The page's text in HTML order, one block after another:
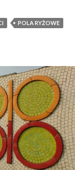
POLA RYŻOWE